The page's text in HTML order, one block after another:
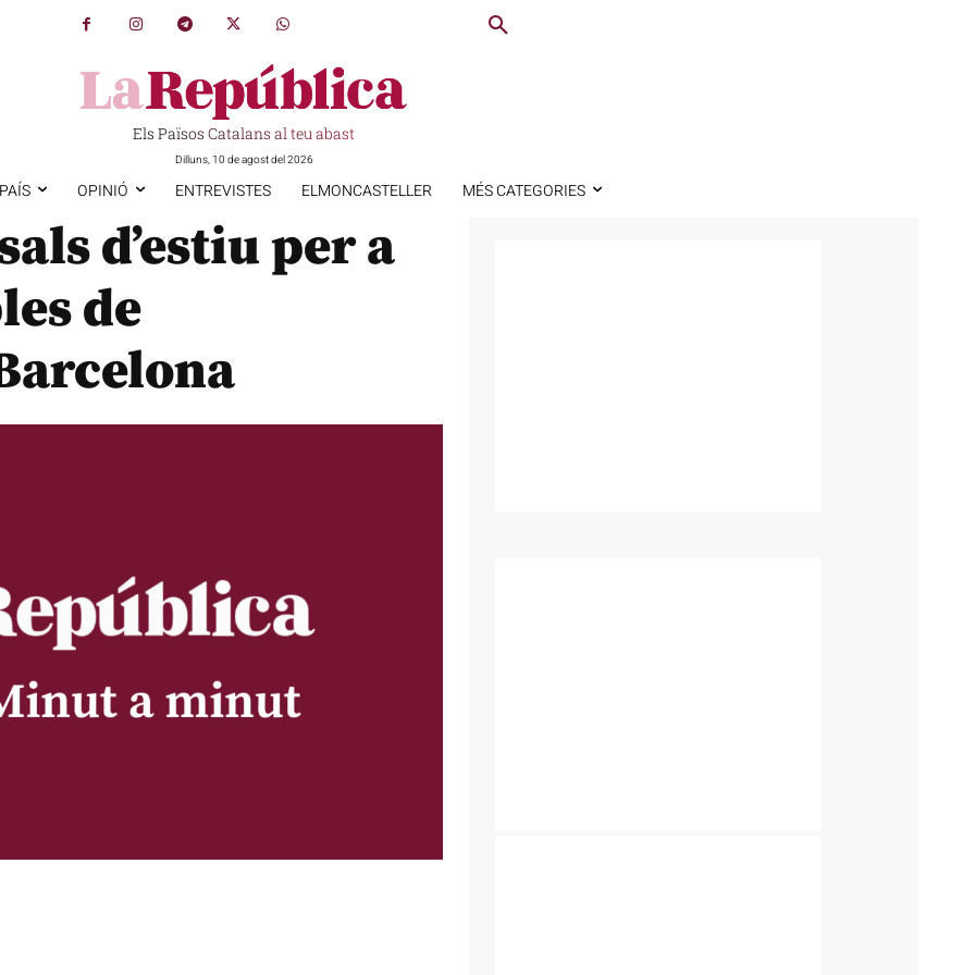
Els Països Catalans al teu abast
Dilluns, 10 de agost del 2026
OPINIÓ ENTREVISTES ELMONCASTELLER MÉS CATEGORIES
d’estiu per a
de